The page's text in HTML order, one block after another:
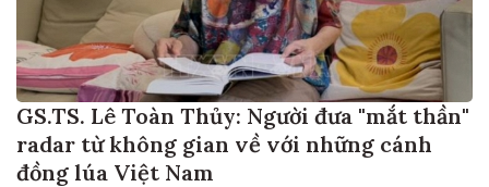
GS.TS. Lê Toàn Thủy: Người đưa "mắt thần"
radar từ không gian về với những cánh
đồng lúa Việt Nam